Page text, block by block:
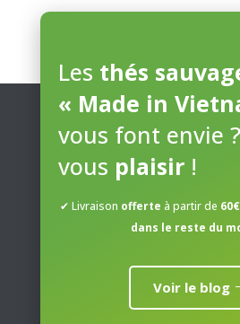
Les
être
choisies
sur
la
page
du
produit
Les thés
« Made in
vous font envie
vous plaisir!
✔ Livraison offerte à partir de
dans le reste du
Voir le blog